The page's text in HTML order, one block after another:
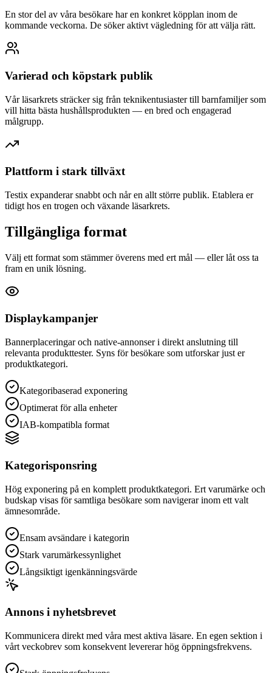
En stor del av våra besökare har en konkret köpplan inom de
kommande veckorna. De söker aktivt vägledning för att välja rätt.
Varierad och köpstark publik
Vår läsarkrets sträcker sig från teknikentusiaster till barnfamiljer som
vill hitta bästa hushållsprodukten — en bred och engagerad
målgrupp.
Plattform i stark tillväxt
Testix expanderar snabbt och når en allt större publik. Etablera er
tidigt hos en trogen och växande läsarkrets.
Tillgängliga format
Välj ett format som stämmer överens med ert mål — eller låt oss ta
fram en unik lösning.
Displaykampanjer
Bannerplaceringar och native-annonser i direkt anslutning till
relevanta produkttester. Syns för besökare som utforskar just er
produktkategori.
Kategoribaserad exponering
Optimerat för alla enheter
IAB-kompatibla format
Kategorisponsring
Hög exponering på en komplett produktkategori. Ert varumärke och
budskap visas för samtliga besökare som navigerar inom ett valt
ämnesområde.
Ensam avsändare i kategorin
Stark varumärkessynlighet
Långsiktigt igenkänningsvärde
Annons i nyhetsbrevet
Kommunicera direkt med våra mest aktiva läsare. En egen sektion i
vårt veckobrev som konsekvent levererar hög öppningsfrekvens.